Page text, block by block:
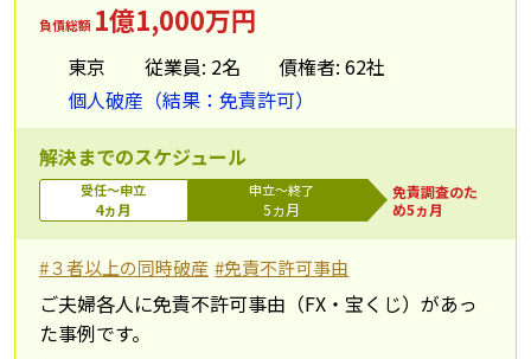
負債総額 1億1,000万円
東京 従業員: 2名
債権者: 62社
個人破産（結果：免責許可）
解決までのスケジュール
受任～申立
4ヵ月
申立～終了
5ヵ月
免責調査のた
め5ヵ月
#３者以上の同時破産 #免責不許可事由
ご夫婦各人に免責不許可事由（FX・宝くじ）があっ
た事例です。